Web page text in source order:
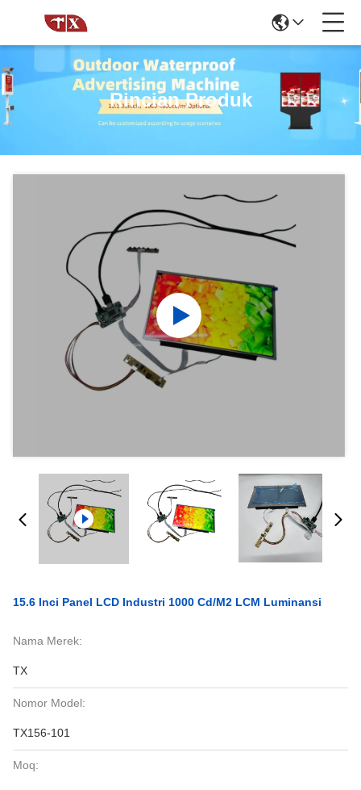
Rincian Produk
15.6 Inci Panel LCD Industri 1000 Cd/m2 LCM Luminansi
Nama Merek:
TX
Nomor Model:
TX156-101
Moq: